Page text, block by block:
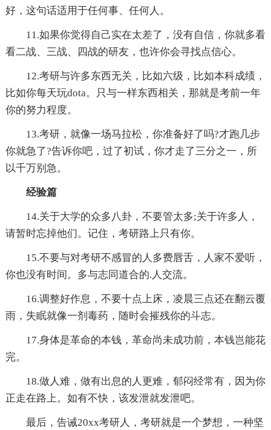
好，这句话适用于任何事、任何人。
11.如果你觉得自己实在太差了，没有自信，你就多看
看二战、三战、四战的研友，也许你会寻找点信心。
12.考研与许多东西无关，比如六级，比如本科成绩，
比如你每天玩dota。只与一样东西相关，那就是考前一年
你的努力程度。
13.考研，就像一场马拉松，你准备好了吗?才跑几步
你就急了?告诉你吧，过了初试，你才走了三分之一，所
以千万别急。
经验篇
14.关于大学的众多八卦，不要管太多;关于许多人，
请暂时忘掉他们。记住，考研路上只有你。
15.不要与对考研不感冒的人多费唇舌，人家不爱听，
你也没有时间。多与志同道合的.人交流。
16.调整好作息，不要十点上床，凌晨三点还在翻云覆
雨，失眠就像一剂毒药，随时会摧残你的斗志。
17.身体是革命的本钱，革命尚未成功前，本钱岂能花
完。
18.做人难，做有出息的人更难，郁闷经常有，因为你
正走在路上。如有不快，该发泄就发泄吧。
最后，告诫20xx考研人，考研就是一个梦想，一种坚